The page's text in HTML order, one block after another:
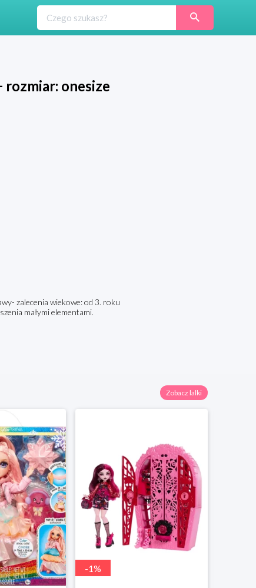
rozmiar: onesize
zalecenia wiekowe: od 3. roku
małymi elementami.
Zobacz lalki
-1%